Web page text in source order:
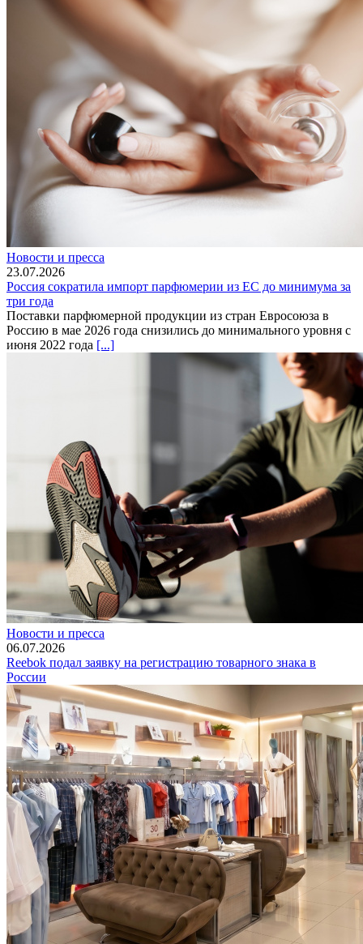
Новости и пресса
23.07.2026
Россия сократила импорт парфюмерии из ЕС до минимума за
три года
Поставки парфюмерной продукции из стран Евросоюза в
Россию в мае 2026 года снизились до минимального уровня с
июня 2022 года [...]
Новости и пресса
06.07.2026
Reebok подал заявку на регистрацию товарного знака в
России